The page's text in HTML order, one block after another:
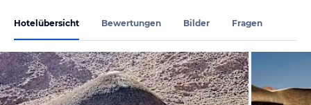
Hotelübersicht Bewertungen Bilder Fragen